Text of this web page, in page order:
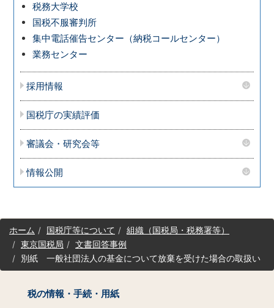
税務大学校
国税不服審判所
集中電話催告センター（納税コールセンター）
業務センター
採用情報
国税庁の実績評価
審議会・研究会等
情報公開
サ
イホーム 国税庁等について
組織（国税局・税務署等）
東京国税局
文書回答事例
別紙 一般社団法人の基金について放棄を受けた場合の取扱い
税の情報・手続・用紙